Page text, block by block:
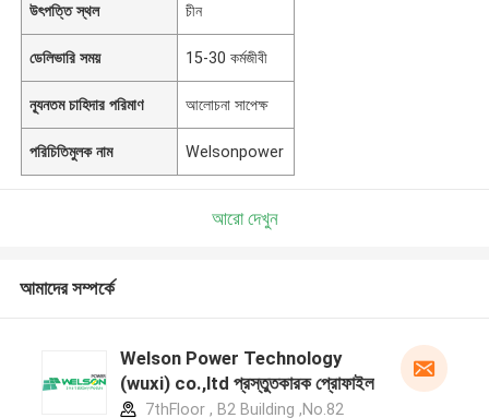
উৎপত্তি স্থল চীন
ডেলিভারি সময় 15-30 কর্মজীবী
ন্যূনতম চাহিদার পরিমাণ আলোচনা সাপেক্ষ
পরিচিতিমুলক নাম Welsonpower
আরো দেখুন
আমাদের সম্পর্কে
Welson Power Technology
(wuxi) co.,ltd প্রস্তুতকারক প্রোফাইল
7thFloor , B2 Building ,No.82